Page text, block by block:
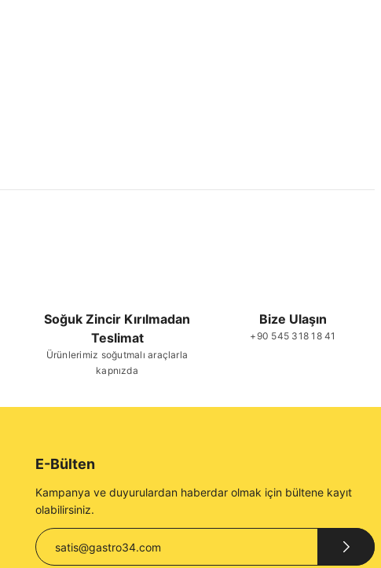
Soğuk Zincir Kırılmadan
Teslimat
Ürünlerimiz soğutmalı araçlarla
kapnızda
Bize Ulaşın
+90 545 318 18 41
E-Bülten
Kampanya ve duyurulardan haberdar olmak için bültene kayıt
olabilirsiniz.